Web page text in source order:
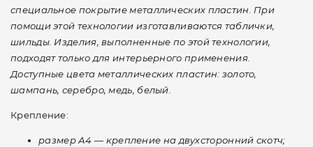
специальное покрытие металлических пластин. При
помощи этой технологии изготавливаются таблички,
шильды. Изделия, выполненные по этой технологии,
подходят только для интерьерного применения.
Доступные цвета металлических пластин: золото,
шампань, серебро, медь, белый.
Крепление:
размер А4 — крепление на двухсторонний скотч;